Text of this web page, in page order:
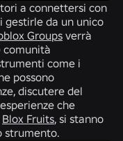
a connettersi con
gestirle da un unico
Groupsverrà
comunità
come i
possono
discutere del
che
Blox Fruits, si stanno
strumento.